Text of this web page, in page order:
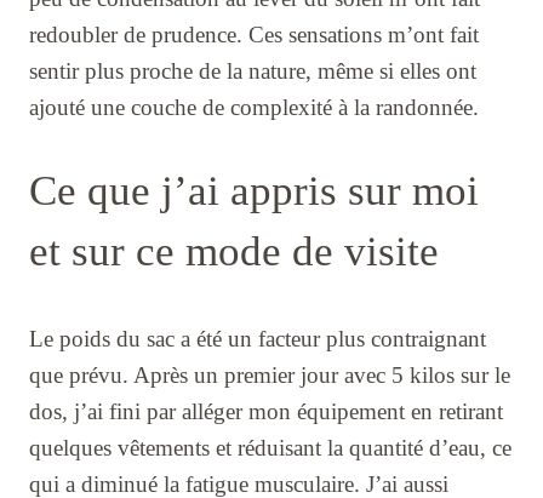
redoubler de prudence. Ces sensations m’ont fait
sentir plus proche de la nature, même si elles ont
ajouté une couche de complexité à la randonnée.
Ce que j’ai appris sur moi
et sur ce mode de visite
Le poids du sac a été un facteur plus contraignant
que prévu. Après un premier jour avec 5 kilos sur le
dos, j’ai fini par alléger mon équipement en retirant
quelques vêtements et réduisant la quantité d’eau, ce
qui a diminué la fatigue musculaire. J’ai aussi